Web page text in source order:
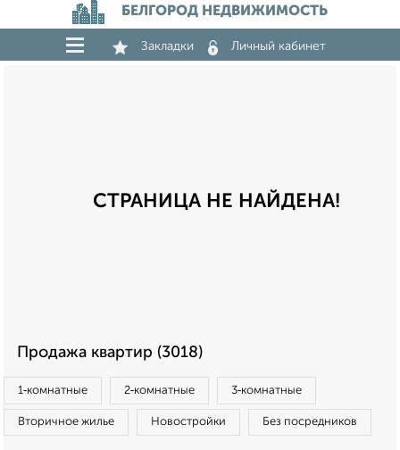
БЕЛГОРОД НЕДВИЖИМОСТЬ
Закладки Личный кабинет
СТРАНИЦА НЕ НАЙДЕНА!
Продажа квартир (3018)
1‑комнатные 2‑комнатные 3‑комнатные
Вторичное жилье Новостройки Без посредников